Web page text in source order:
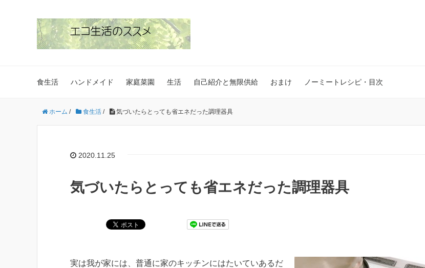
食生活 ハンドメイド 家庭菜園 生活 自己紹介と無限供給 おまけ ノーミートレシピ・目次
ホーム / 食生活 / 気づいたらとっても省エネだった調理器具
2020.11.25
気づいたらとっても省エネだった調理器具
実は我が家には、普通に家のキッチンにはたいていあるだ